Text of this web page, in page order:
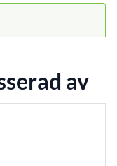
av